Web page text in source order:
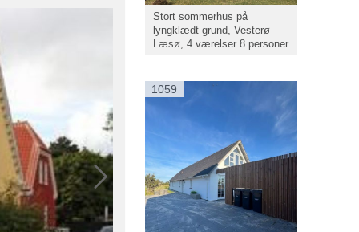
Stort sommerhus på
lyngklædt grund, Vesterø
Læsø, 4 værelser 8 personer
1059